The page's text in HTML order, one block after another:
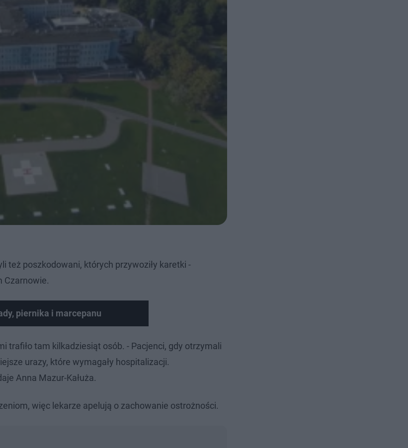
też poszkodowani, których przywoziły karetki -
Czarnowie.
piernika i marcepanu
trafiło tam kilkadziesiąt osób. - Pacjenci, gdy otrzymali
urazy, które wymagały hospitalizacji.
Anna Mazur-Kałuża.
więc lekarze apelują o zachowanie ostrożności.